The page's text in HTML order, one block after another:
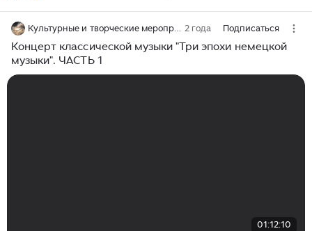
Культурные и творческие мероприятия, на которых был сам 2 года Подписаться
Концерт классической музыки "Три эпохи немецкой
музыки". ЧАСТЬ 1
01:12:10